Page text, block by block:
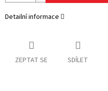
Detailní informace
ZEPTAT SE SDÍLET